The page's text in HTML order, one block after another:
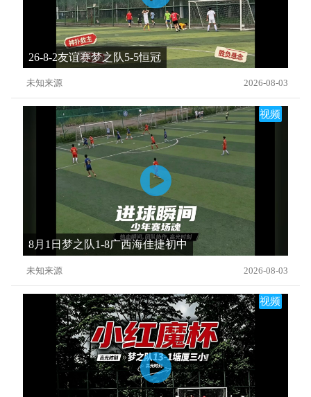
26-8-2友谊赛梦之队5-5恒冠
未知来源 2026-08-03
视频
8月1日梦之队1-8广西海佳捷初中
未知来源 2026-08-03
视频